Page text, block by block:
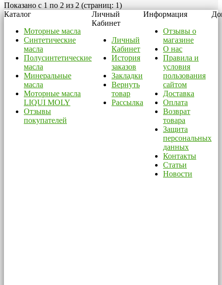
Показано с 1 по 2 из 2 (страниц: 1)
Каталог
Моторные масла
Синтетические
масла
Полусинтетические
масла
Минеральные
масла
Моторные масла
LIQUI MOLY
Отзывы
покупателей
Личный
Кабинет
Личный
Кабинет
История
заказов
Закладки
Вернуть
товар
Рассылка
Информация
Отзывы о
магазине
О нас
Правила и
условия
пользования
сайтом
Доставка
Оплата
Возврат
товара
Защита
персональных
данных
Контакты
Статьи
Новости